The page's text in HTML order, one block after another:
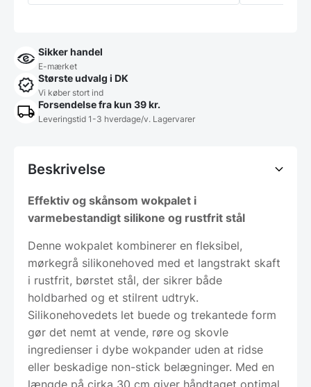
Sikker handel
E-mærket
Største udvalg i DK
Vi køber stort ind
Forsendelse fra kun 39 kr.
Leveringstid 1-3 hverdage/v. Lagervarer
Beskrivelse
Effektiv og skånsom wokpalet i
varmebestandigt silikone og rustfrit stål
Denne wokpalet kombinerer en fleksibel,
mørkegrå silikonehoved med et langstrakt skaft
i rustfrit, børstet stål, der sikrer både
holdbarhed og et stilrent udtryk.
Silikonehovedets let buede og trekantede form
gør det nemt at vende, røre og skovle
ingredienser i dybe wokpander uden at ridse
eller beskadige non-stick belægninger. Med en
længde på cirka 30 cm giver håndtaget optimal